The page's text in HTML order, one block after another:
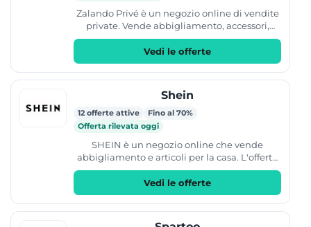
Zalando Privé è un negozio online di vendite
private. Vende abbigliamento, accessori,
scarpe e articoli per l'arredamento e la casa di
diverse...
Vedi le offerte
Shein
12 offerte attive
Fino al 70%
Offerta rilevata oggi
SHEIN è un negozio online che vende
abbigliamento e articoli per la casa. L'offerta
include categorie per donna, uomo, bambini,
neonati e premaman,...
Vedi le offerte